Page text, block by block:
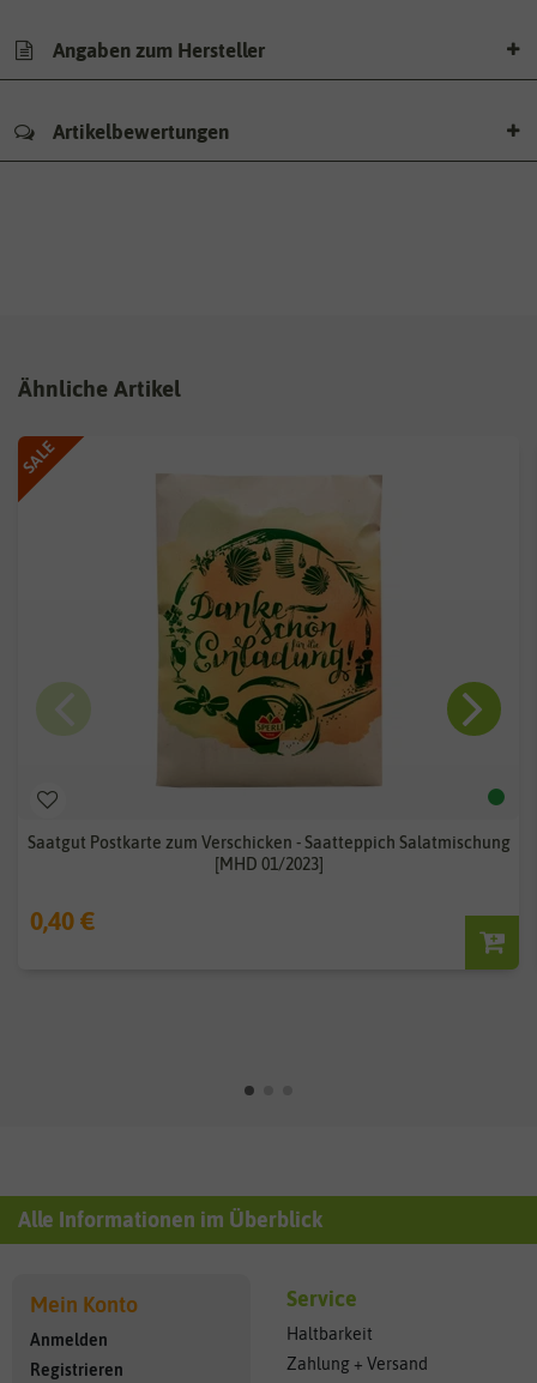
Angaben zum Hersteller
Artikelbewertungen
Ähnliche Artikel
SALE
Saatgut Postkarte zum Verschicken - Saatteppich Salatmischung
[MHD 01/2023]
0,40 €
Alle Informationen im Überblick
Mein Konto
Anmelden
Registrieren
Service
Haltbarkeit
Zahlung + Versand